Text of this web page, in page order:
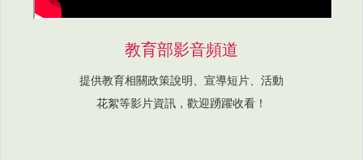
教育部影音頻道
提供教育相關政策說明、宣導短片、活動
花絮等影片資訊，歡迎踴躍收看！